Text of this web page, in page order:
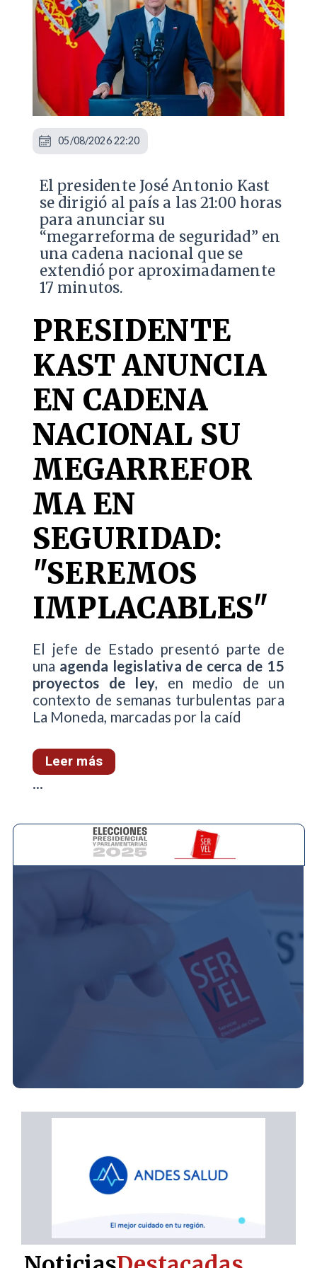
El presidente José Antonio Kast
se dirigió al país a las 21:00 horas
para anunciar su
“megarreforma de seguridad” en
una cadena nacional que se
extendió por aproximadamente
17 minutos.
PRESIDENTE
KAST ANUNCIA
EN CADENA
NACIONAL SU
MEGARREFOR
MA EN
SEGURIDAD:
"SEREMOS
IMPLACABLES"
El jefe de Estado presentó parte de
una agenda legislativa de cerca de 15
proyectos de ley, en medio de un
contexto de semanas turbulentas para
La Moneda, marcadas por la caíd
Leer más
05/08/2026 22:20
...